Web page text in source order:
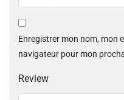
Enregistrer mon nom, mon
navigateur pour mon
Review